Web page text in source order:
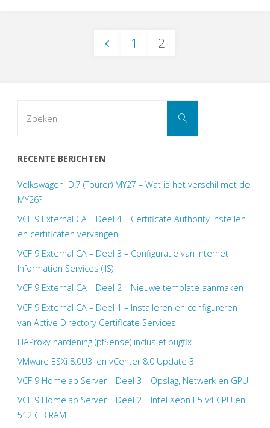
1 2
Zoeken
RECENTE BERICHTEN
Volkswagen ID.7 (Tourer) MY27 – Wat is het verschil met de
MY26?
VCF 9 External CA – Deel 4 – Certificate Authority instellen
en certificaten vervangen
VCF 9 External CA – Deel 3 – Configuratie van Internet
Information Services (IIS)
VCF 9 External CA – Deel 2 – Nieuwe template aanmaken
VCF 9 External CA – Deel 1 – Installeren en configureren
van Active Directory Certificate Services
HAProxy hardening (pfSense) inclusief bugfix
VMware ESXi 8.0U3i en vCenter 8.0 Update 3i
VCF 9 Homelab Server – Deel 3 – Opslag, Netwerk en GPU
VCF 9 Homelab Server – Deel 2 – Intel Xeon E5 v4 CPU en
512 GB RAM